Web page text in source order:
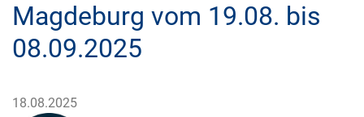
Magdeburg vom 19.08. bis
08.09.2025
18.08.2025